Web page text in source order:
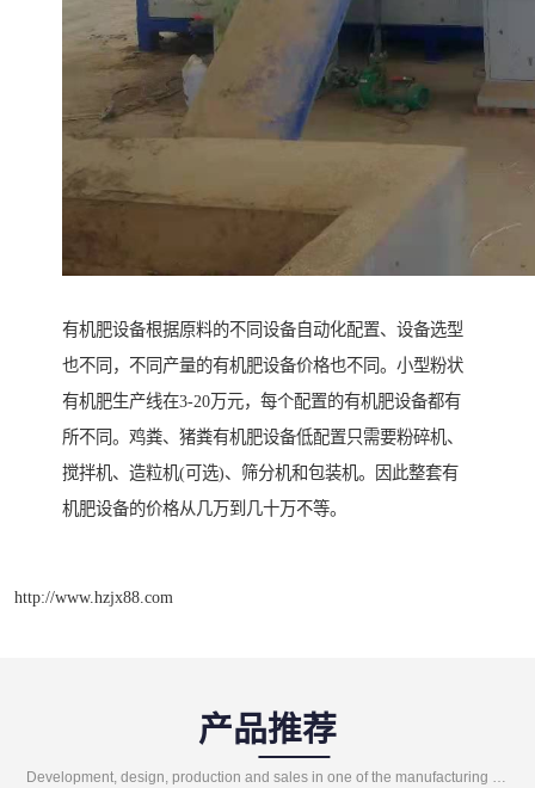
有机肥设备根据原料的不同设备自动化配置、设备选型
也不同，不同产量的有机肥设备价格也不同。小型粉状
有机肥生产线在3-20万元，每个配置的有机肥设备都有
所不同。鸡粪、猪粪有机肥设备低配置只需要粉碎机、
搅拌机、造粒机(可选)、筛分机和包装机。因此整套有
机肥设备的价格从几万到几十万不等。
http://www.hzjx88.com
产品推荐
Development, design, production and sales in one of the manufacturing enterprises